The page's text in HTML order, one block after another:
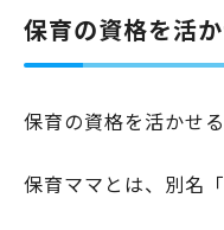
保育の資格を活
保育の資格を活かせ
保育ママとは、別名「